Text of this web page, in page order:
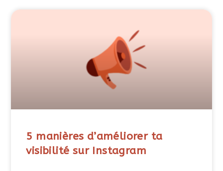
5 manières d’améliorer ta
visibilité sur Instagram